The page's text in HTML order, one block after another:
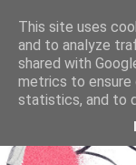
This site uses
and to analyze
shared with
metrics to ensure
statistics, and to